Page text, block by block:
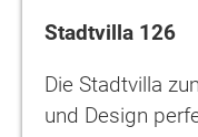
Stadtvilla 126
Die Stadtvilla
und Design